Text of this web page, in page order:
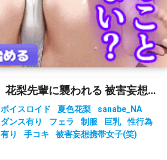
花梨先輩に襲われる 被害妄想携帯女子（笑）
ボイスロイド 夏色花梨
sanabe_NA
ダンス有り
フェラ 制服 巨乳
性行為
有り
手コキ 被害妄想携帯女子(笑)